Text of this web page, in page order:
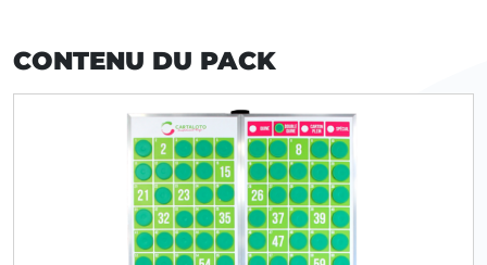
CONTENU DU PACK